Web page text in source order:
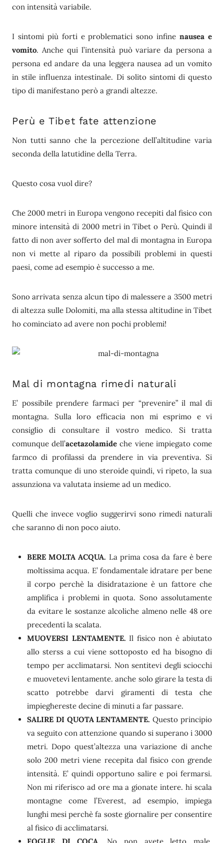
con intensità variabile.
I sintomi più forti e problematici sono infinenausea e
vomito. Anche qui l’intensità può variare da persona a
persona ed andare da una leggera nausea ad un vomito
in stile influenza intestinale. Di solito sintomi di questo
tipo di manifestano però a grandi altezze.
Perù e Tibet fate attenzione
Non tutti sanno che la percezione dell’altitudine varia
seconda della latutidine della Terra.
Questo cosa vuol dire?
Che 2000 metri in Europa vengono recepiti dal fisico con
minore intensità di 2000 metri in Tibet o Perù. Quindi il
fatto di non aver sofferto del mal di montagna in Europa
non vi mette al riparo da possibili problemi in questi
paesi, come ad esempio è successo a me.
Sono arrivata senza alcun tipo di malessere a 3500 metri
di altezza sulle Dolomiti, ma alla stessa altitudine in Tibet
ho cominciato ad avere non pochi problemi!
Mal di montagna rimedi naturali
E’ possibile prendere farmaci per “prevenire” il mal di
montagna. Sulla loro efficacia non mi esprimo e vi
consiglio di consultare il vostro medico. Si tratta
comunque dell’acetazolamide che viene impiegato come
farmco di profilassi da prendere in via preventiva. Si
tratta comunque di uno steroide quindi, vi ripeto, la sua
assunziona va valutata insieme ad un medico.
Quelli che invece voglio suggerirvi sono rimedi naturali
che saranno di non poco aiuto.
BERE MOLTA ACQUA. La prima cosa da fare è bere
moltissima acqua. E’ fondamentale idratare per bene
il corpo perchè la disidratazione è un fattore che
amplifica i problemi in quota. Sono assolutamente
da evitare le sostanze alcoliche almeno nelle 48 ore
precedenti la scalata.
MUOVERSI LENTAMENTE. Il fisico non è abiutato
allo sterss a cui viene sottoposto ed ha bisogno di
tempo per acclimatarsi. Non sentitevi degli sciocchi
e muovetevi lentamente. anche solo girare la testa di
scatto potrebbe darvi giramenti di testa che
impieghereste decine di minuti a far passare.
SALIRE DI QUOTA LENTAMENTE.Questo principio
va seguito con attenzione quando si superano i 3000
metri. Dopo quest’altezza una variazione di anche
solo 200 metri viene recepita dal fisico con grende
intensità. E’ quindi opportuno salire e poi fermarsi.
Non mi riferisco ad ore ma a gionate intere. hi scala
montagne come l’Everest, ad esempio, impiega
lunghi mesi perchè fa soste giornalire per consentire
al fisico di acclimatarsi.